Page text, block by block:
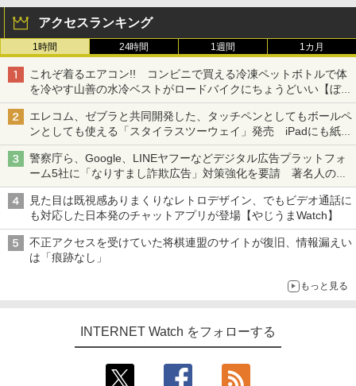
アクセスランキング
1時間 24時間 1週間 1カ月
これぞ着るエアコン!! コンビニで買える冷凍ペットボトルで体
を冷やす山善の水冷ベストがロードバイクにちょうどいい【ぼっ
ち・ざ・ろーど！その14】【空いた時間でなにしてる？】
エレコム、ゼブラと共同開発した、タッチペンとしてもボールペ
ンとしても使える「スタイラスツーウェイ」発売 iPadにも紙に
も、持ち替えずに書き込める
警察庁ら、Google、LINEヤフーなどデジタル広告プラットフォ
ーム5社に「なりすまし詐欺広告」対策強化を要請 著名人の写
真や映像を使った投資詐欺などへの対策として
見た目は既視感ありまくりなレトロデザイン、でもビデオ通話に
も対応した日本発のチャットアプリが登場【やじうまWatch】
不正アクセスを受けていた将棋連盟のサイトが復旧、情報漏えい
は「痕跡なし」
もっと見る
INTERNET Watch をフォローする